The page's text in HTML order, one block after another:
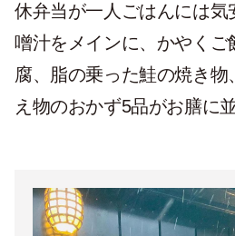
休弁当が一人ごはんには気
噌汁をメインに、かやくご
腐、脂の乗った鮭の焼き物
え物のおかず5品がお膳に